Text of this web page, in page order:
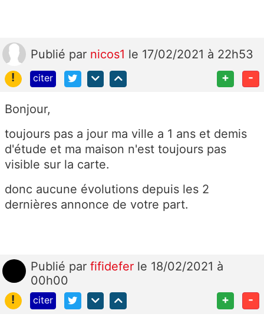
Publié par nicos1 le 17/02/2021 à 22h53
!
citer + -
Bonjour,
toujours pas a jour ma ville a 1 ans et demis
d'étude et ma maison n'est toujours pas
visible sur la carte.
donc aucune évolutions depuis les 2
dernières annonce de votre part.
Publié par fifidefer le 18/02/2021 à
00h00
!
citer + -